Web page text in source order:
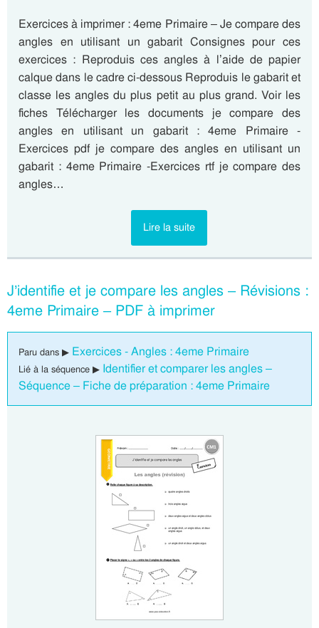
Exercices à imprimer : 4eme Primaire – Je compare des
angles en utilisant un gabarit Consignes pour ces
exercices : Reproduis ces angles à l’aide de papier
calque dans le cadre ci-dessous Reproduis le gabarit et
classe les angles du plus petit au plus grand. Voir les
fiches Télécharger les documents je compare des
angles en utilisant un gabarit : 4eme Primaire -
Exercices pdf je compare des angles en utilisant un
gabarit : 4eme Primaire -Exercices rtf je compare des
angles…
Lire la suite
J’identifie et je compare les angles – Révisions :
4eme Primaire – PDF à imprimer
Paru dans ▶ Exercices - Angles : 4eme Primaire
Lié à la séquence ▶ Identifier et comparer les angles –
Séquence – Fiche de préparation : 4eme Primaire